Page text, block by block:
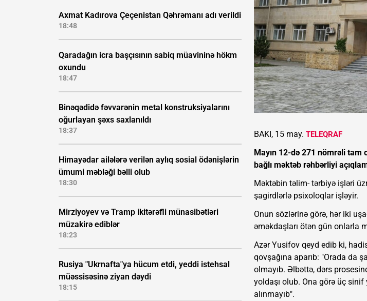
Axmat Kadırova Çeçenistan Qəhrəmanı adı verildi
18:48
Qaradağın icra başçısının sabiq müavininə hökm
oxundu
18:47
Binəqədidə fəvvarənin metal konstruksiyalarını
oğurlayan şəxs saxlanıldı
18:37
Himayədar ailələrə verilən aylıq sosial ödənişlərin
ümumi məbləği bəlli olub
18:30
Mirziyoyev və Tramp ikitərəfli münasibətləri
müzakirə ediblər
18:23
Rusiya "Ukrnafta"ya hücum etdi, yeddi istehsal
müəssisəsinə ziyan dəydi
18:15
BAKI, 15 may. TELEQRAF
Mayın 12-də 271 nömrəli
bağlı məktəb rəhbərliyi
Məktəbin təlim- tərbiyə işləri
şagirdlərlə psixoloqlar işləyir.
Onun sözlərinə görə, hər iki
əməkdaşları ötən gün onlarla
Azər Yusifov qeyd edib ki,
qovşağına aparıb: "Orada da
olmayıb. Əlbəttə, dərs
yoldaşı olub. Ona görə üç
alınmayıb".